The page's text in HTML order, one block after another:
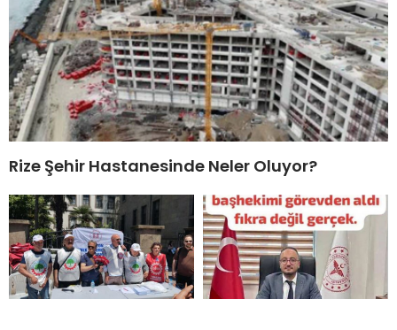
Rize Şehir Hastanesinde Neler Oluyor?